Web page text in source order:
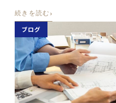
続きを読む ›
ブログ